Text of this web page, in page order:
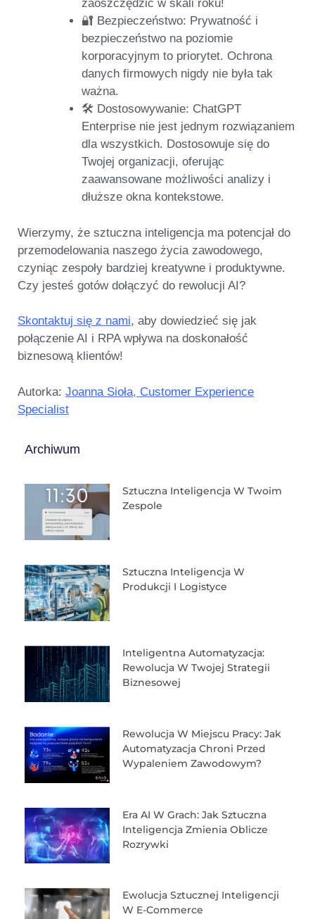
zaoszczędzić w skali roku!
🔐 Bezpieczeństwo: Prywatność i
bezpieczeństwo na poziomie
korporacyjnym to priorytet. Ochrona
danych firmowych nigdy nie była tak
ważna.
🛠 Dostosowywanie: ChatGPT
Enterprise nie jest jednym rozwiązaniem
dla wszystkich. Dostosowuje się do
Twojej organizacji, oferując
zaawansowane możliwości analizy i
dłuższe okna kontekstowe.
Wierzymy, że sztuczna inteligencja ma potencjał do
przemodelowania naszego życia zawodowego,
czyniąc zespoły bardziej kreatywne i produktywne.
Czy jesteś gotów dołączyć do rewolucji AI?
Skontaktuj się z nami, aby dowiedzieć się jak
połączenie AI i RPA wpływa na doskonałość
biznesową klientów!
Autorka: Joanna Sioła, Customer Experience
Specialist
Archiwum
Sztuczna Inteligencja W Twoim
Zespole
Sztuczna Inteligencja W
Produkcji I Logistyce
Inteligentna Automatyzacja:
Rewolucja W Twojej Strategii
Biznesowej
Rewolucja W Miejscu Pracy: Jak
Automatyzacja Chroni Przed
Wypaleniem Zawodowym?
Era AI W Grach: Jak Sztuczna
Inteligencja Zmienia Oblicze
Rozrywki
Ewolucja Sztucznej Inteligencji
W E-Commerce